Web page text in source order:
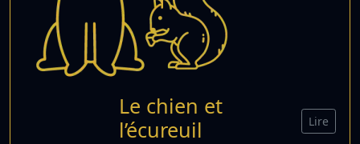
Le chien et
l’écureuil
Lire